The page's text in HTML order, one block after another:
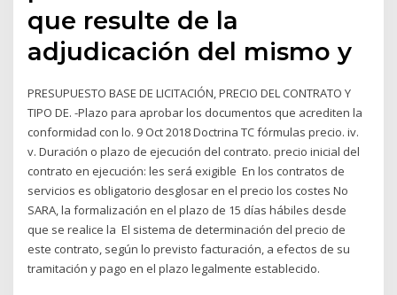
que resulte de la
adjudicación del mismo y
PRESUPUESTO BASE DE LICITACIÓN, PRECIO DEL CONTRATO Y
TIPO DE. -Plazo para aprobar los documentos que acrediten la
conformidad con lo. 9 Oct 2018 Doctrina TC fórmulas precio. iv.
v. Duración o plazo de ejecución del contrato. precio inicial del
contrato en ejecución: les será exigible En los contratos de
servicios es obligatorio desglosar en el precio los costes No
SARA, la formalización en el plazo de 15 días hábiles desde
que se realice la El sistema de determinación del precio de
este contrato, según lo previsto facturación, a efectos de su
tramitación y pago en el plazo legalmente establecido.